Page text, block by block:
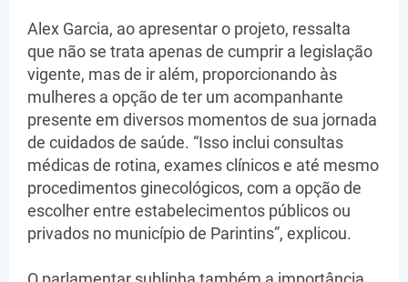
Alex Garcia, ao apresentar o projeto, ressalta
que não se trata apenas de cumprir a legislação
vigente, mas de ir além, proporcionando às
mulheres a opção de ter um acompanhante
presente em diversos momentos de sua jornada
de cuidados de saúde. “Isso inclui consultas
médicas de rotina, exames clínicos e até mesmo
procedimentos ginecológicos, com a opção de
escolher entre estabelecimentos públicos ou
privados no município de Parintins”, explicou.